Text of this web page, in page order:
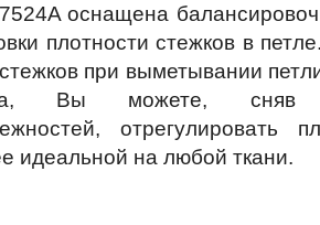
оснащена
плотности стежков в
при выметывании
Вы можете, сняв
отрегулировать
идеальной на любой ткани.